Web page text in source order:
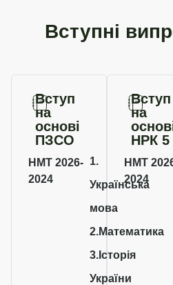
Вступні
Вступ
на
основі
ПЗСО
НМТ 2026-
2024
1.
Українська
мова
2.Математика
3.Історія
України
Вступ
на
НРК 5
НМТ
2024